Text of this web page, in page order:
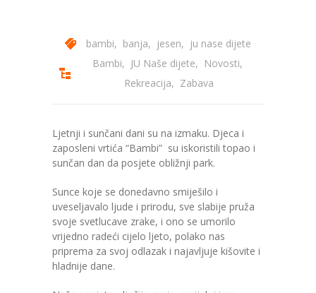
---- Jelenko
---- Kolibri
---- Pčelica
---- Poletarac
---- Snjeguljica
---- Sunčica
---- Zeko
bambi, banja, jesen, ju nase dijete
Bambi, JU Naše dijete, Novosti,
Rekreacija, Zabava
Ljetnji i sunčani dani su na izmaku. Djeca i
zaposleni vrtića “Bambi” su iskoristili topao i
sunčan dan da posjete obližnji park.
Sunce koje se donedavno smiješilo i
uveseljavalo ljude i prirodu, sve slabije pruža
svoje svetlucave zrake, i ono se umorilo
vrijedno radeći cijelo ljeto, polako nas
priprema za svoj odlazak i najavljuje kišovite i
hladnije dane.